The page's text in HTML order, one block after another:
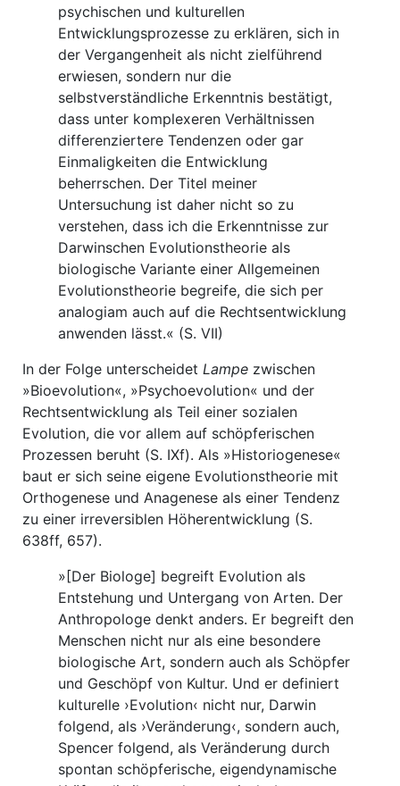
psychischen und kulturellen
Entwicklungsprozesse zu erklären, sich in
der Vergangenheit als nicht zielführend
erwiesen, sondern nur die
selbstverständliche Erkenntnis bestätigt,
dass unter komplexeren Verhältnissen
differenziertere Tendenzen oder gar
Einmaligkeiten die Entwicklung
beherrschen. Der Titel meiner
Untersuchung ist daher nicht so zu
verstehen, dass ich die Erkenntnisse zur
Darwinschen Evolutionstheorie als
biologische Variante einer Allgemeinen
Evolutionstheorie begreife, die sich per
analogiam auch auf die Rechtsentwicklung
anwenden lässt.« (S. VII)
In der Folge unterscheidet Lampe zwischen
»Bioevolution«, »Psychoevolution« und der
Rechtsentwicklung als Teil einer sozialen
Evolution, die vor allem auf schöpferischen
Prozessen beruht (S. IXf). Als »Historiogenese«
baut er sich seine eigene Evolutionstheorie mit
Orthogenese und Anagenese als einer Tendenz
zu einer irreversiblen Höherentwicklung (S.
638ff, 657).
»[Der Biologe] begreift Evolution als
Entstehung und Untergang von Arten. Der
Anthropologe denkt anders. Er begreift den
Menschen nicht nur als eine besondere
biologische Art, sondern auch als Schöpfer
und Geschöpf von Kultur. Und er definiert
kulturelle ›Evolution‹ nicht nur, Darwin
folgend, als ›Veränderung‹, sondern auch,
Spencer folgend, als Veränderung durch
spontan schöpferische, eigendynamische